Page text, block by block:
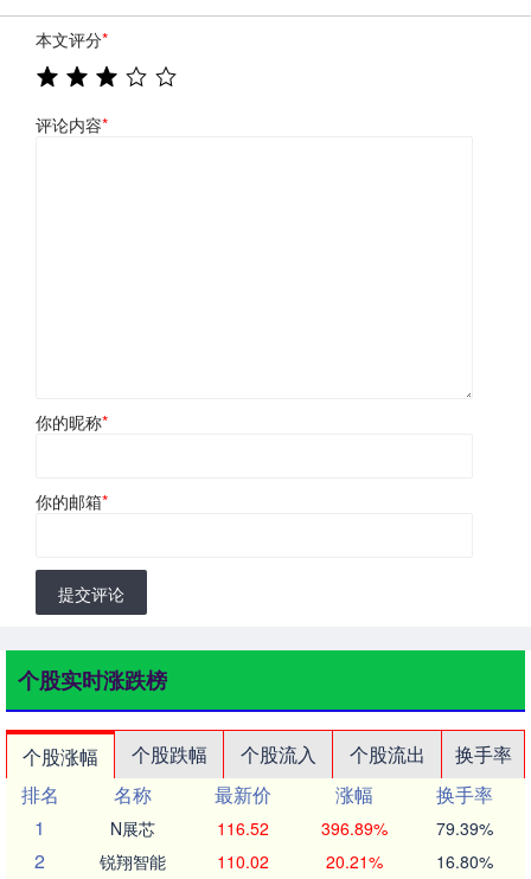
本文评分*
评论内容*
你的昵称*
你的邮箱*
提交评论
个股实时涨跌榜
个股涨幅 个股跌幅 个股流入 个股流出
换手率
排名
名称 最新价 涨幅
换手率
1
N展芯 116.52 396.89% 79.39%
2 锐翔智能 110.02 20.21% 16.80%